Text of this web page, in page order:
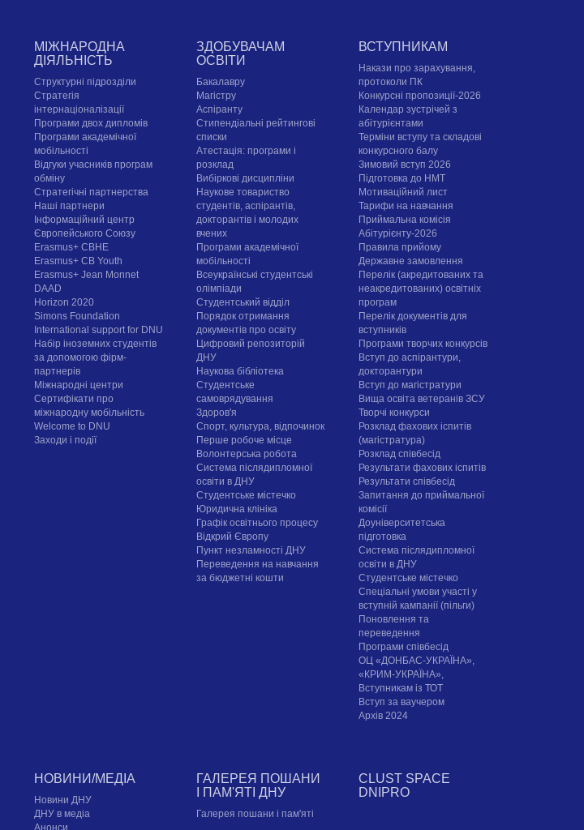
МІЖНАРОДНА
ДІЯЛЬНІСТЬ
Структурні підрозділи
Стратегія
інтернаціоналізації
Програми двох дипломів
Програми академічної
мобільності
Відгуки учасників програм
обміну
Стратегічні партнерства
Наші партнери
Інформаційний центр
Європейського Союзу
Erasmus+ CBHE
Erasmus+ CB Youth
Erasmus+ Jean Monnet
DAAD
Horizon 2020
Simons Foundation
International support for DNU
Набір іноземних студентів
за допомогою фірм-
партнерів
Міжнародні центри
Сертифікати про
міжнародну мобільність
Welcome to DNU
Заходи і події
ЗДОБУВАЧАМ
ОСВІТИ
Бакалавру
Магістру
Аспіранту
Стипендіальні рейтингові
списки
Атестація: програми і
розклад
Вибіркові дисципліни
Наукове товариство
студентів, аспірантів,
докторантів і молодих
вчених
Програми академічної
мобільності
Всеукраїнські студентські
олімпіади
Студентський відділ
Порядок отримання
документів про освіту
Цифровий репозиторій
ДНУ
Наукова бібліотека
Студентське
самоврядування
Здоров'я
Спорт, культура, відпочинок
Перше робоче місце
Волонтерська робота
Система післядипломної
освіти в ДНУ
Cтудентське містечко
Юридична клініка
Графік освітнього процесу
Відкрий Європу
Пункт незламності ДНУ
Переведення на навчання
за бюджетні кошти
ВСТУПНИКАМ
Накази про зарахування,
протоколи ПК
Конкурсні пропозиції-2026
Календар зустрічей з
абітурієнтами
Терміни вступу та складові
конкурсного балу
Зимовий вступ 2026
Підготовка до НМТ
Мотиваційний лист
Тарифи на навчання
Приймальна комісія
Абітурієнту-2026
Правила прийому
Державне замовлення
Перелік (акредитованих та
неакредитованих) освітніх
програм
Перелік документів для
вступників
Програми творчих конкурсiв
Вступ до аспірантури,
докторантури
Вступ до магістратури
Вища освіта ветеранів ЗСУ
Творчі конкурси
Розклад фахових іспитів
(магістратура)
Розклад співбесід
Результати фахових іспитів
Результати співбесід
Запитання до приймальної
комісії
Доуніверситетська
підготовка
Система післядипломної
освіти в ДНУ
Cтудентське містечко
Спеціальні умови участі у
вступній кампанії (пільги)
Поновлення та
переведення
Програми співбесід
ОЦ «ДОНБАС-УКРАЇНА»,
«КРИМ-УКРАЇНА»,
Вступникам із ТОТ
Вступ за ваучером
Архів 2024
НОВИНИ/МЕДІА
Новини ДНУ
ДНУ в медіа
Анонси
ГАЛЕРЕЯ ПОШАНИ
І ПАМ'ЯТІ ДНУ
Галерея пошани і пам'яті
CLUST SPACE
DNIPRO